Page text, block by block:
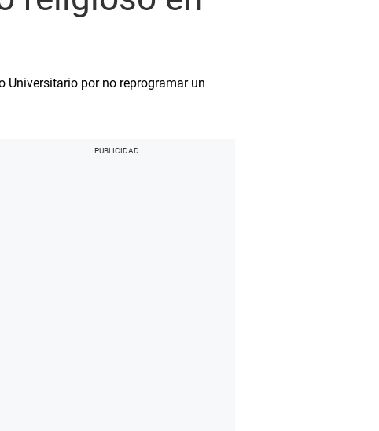
Universitario por no reprogramar un